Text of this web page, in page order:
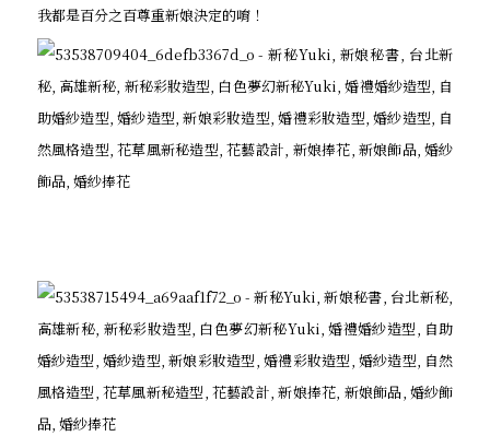
我都是百分之百尊重新娘決定的唷！